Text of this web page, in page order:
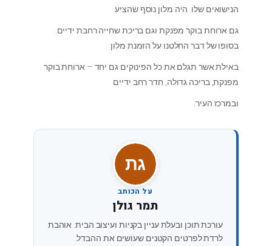
הנישואים שלו. היה מלון נוסף שהציע
גם ארוחת בוקר מפנקת וגם בריכת שחייה רחבת ידיים.
בסופו של דבר החלטנו על הזמנת מלון
באילת אשר תגלם את כל הפינוקים גם יחד – ארוחת בוקר
מפנקת, בריכה גדולה, חדר רחב ידיים
ובמרכז העיר.
תג
על הכותב
תמר גולן
עורכת תוכן ובעלת עניין בקניות ועיצוב הבית. אוהבת
לרדת לפרטים הקטנים שעושים את ההבדל.